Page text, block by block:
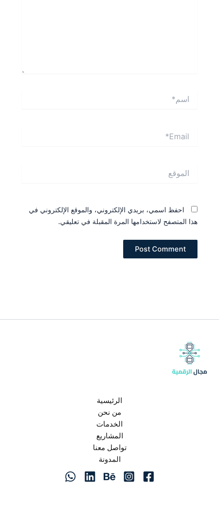
احفظ اسمي، بريدي الإلكتروني، والموقع الإلكتروني في
هذا المتصفح لاستخدامها المرة المقبلة في تعليقي.
الرئيسية
من نحن
الخدمات
المشاريع
تواصل معنا
المدونة